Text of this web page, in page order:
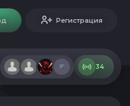
Регистрация
34